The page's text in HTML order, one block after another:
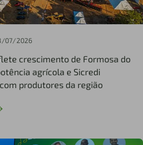
07/2026
crescimento de Formosa do
agrícola e Sicredi
produtores da região